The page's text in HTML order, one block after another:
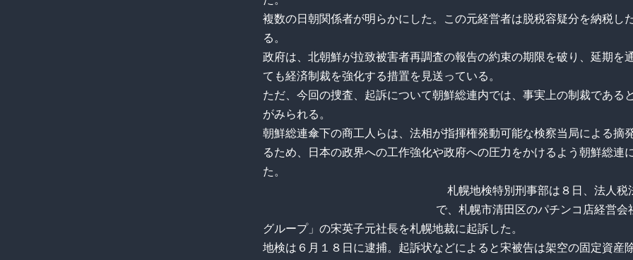
複数の日朝関係者が明らかにした。この元経営者は脱税容疑分を納税し
る。
政府は、北朝鮮が拉致被害者再調査の報告の約束の期限を破り、延期を
ても経済制裁を強化する措置を見送っている。
ただ、今回の捜査、起訴について朝鮮総連内では、事実上の制裁である
がみられる。
朝鮮総連傘下の商工人らは、法相が指揮権発動可能な検察当局による摘
るため、日本の政界への工作強化や政府への圧力をかけるよう朝鮮総連
た。
札幌地検特別刑事部は８日、法人税
で、札幌市清田区のパチンコ店経営会
グループ」の宋英子元社長を札幌地裁に起訴した。
地検は６月１８日に逮捕。起訴状などによると宋被告は架空の固定資産